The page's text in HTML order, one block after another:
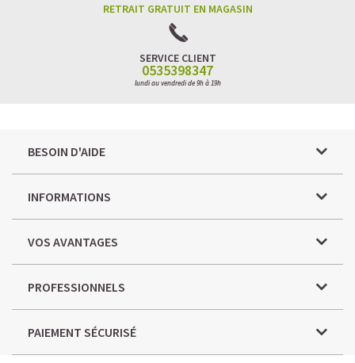
RETRAIT GRATUIT EN MAGASIN
SERVICE CLIENT
0535398347
lundi au vendredi de 9h à 19h
BESOIN D'AIDE
INFORMATIONS
VOS AVANTAGES
PROFESSIONNELS
PAIEMENT SÉCURISÉ